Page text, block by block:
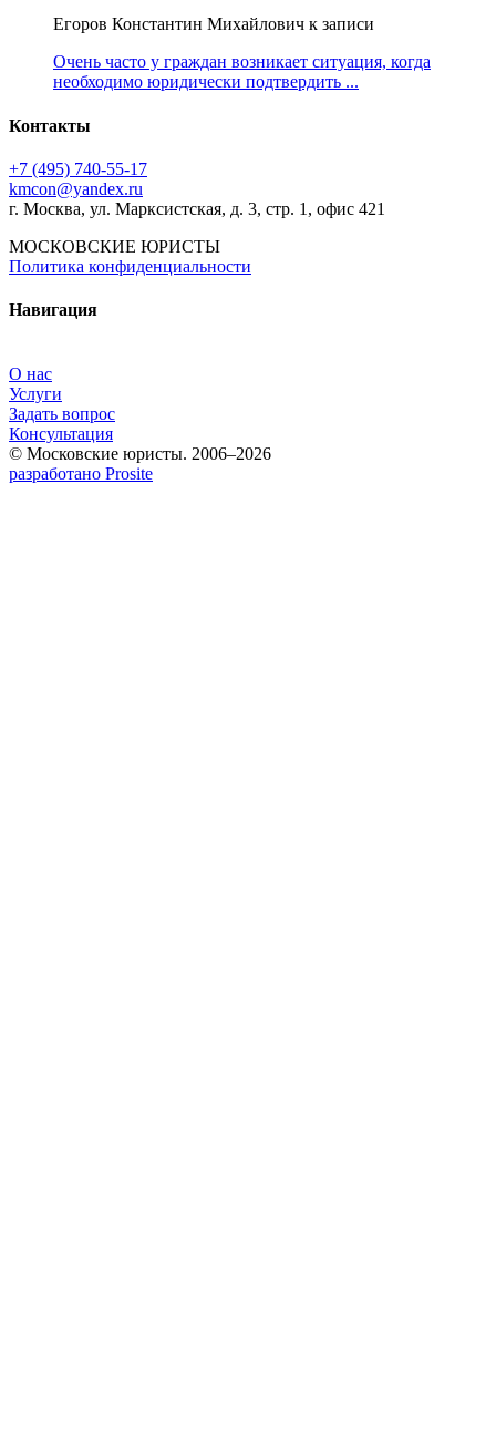
Егоров Константин Михайлович к записи
Очень часто у граждан возникает ситуация, когда
необходимо юридически подтвердить ...
Контакты
+7 (495) 740‑55‑17
kmcon@yandex.ru
г. Москва, ул. Марксистская, д. 3, стр. 1, офис 421
МОСКОВСКИЕ ЮРИСТЫ
Политика конфиденциальности
Навигация
О нас
Услуги
Задать вопрос
Консультация
© Московские юристы. 2006–2026
разработано Prosite